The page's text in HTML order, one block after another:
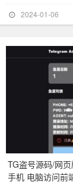
2024-01-06
TG盗号源码/网
手机 电脑访问前